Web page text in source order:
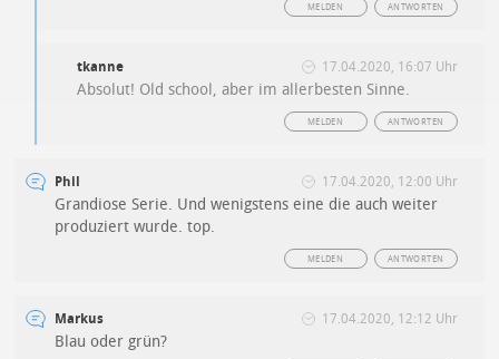
ANTWORTEN
MELDEN
tkanne 17.04.2020, 16:07 Uhr
Absolut! Old school, aber im allerbesten Sinne.
ANTWORTEN
MELDEN
Phil 17.04.2020, 12:00 Uhr
Grandiose Serie. Und wenigstens eine die auch weiter
produziert wurde. top.
ANTWORTEN
MELDEN
Markus 17.04.2020, 12:12 Uhr
Blau oder grün?